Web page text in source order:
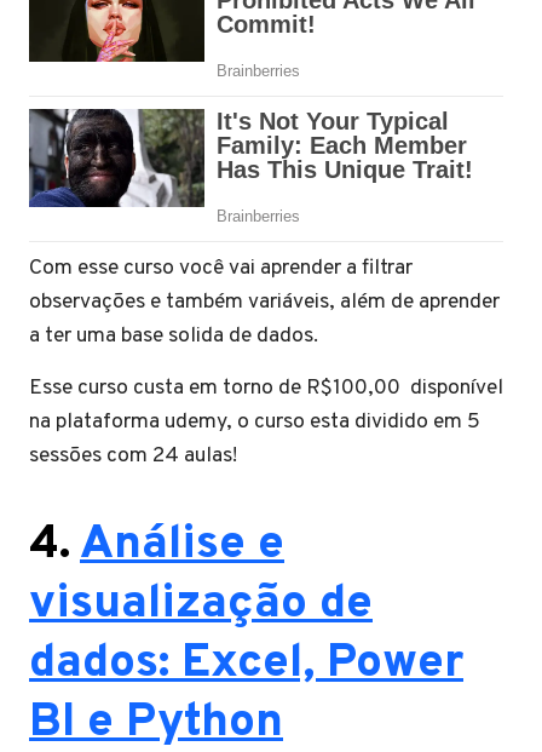
Com esse curso você vai aprender a filtrar
observações e também variáveis, além de aprender
a ter uma base solida de dados.
Esse curso custa em torno de R$100,00 disponível
na plataforma udemy, o curso esta dividido em 5
sessões com 24 aulas!
4.Análise e
visualização de
dados: Excel, Power
BI e Python